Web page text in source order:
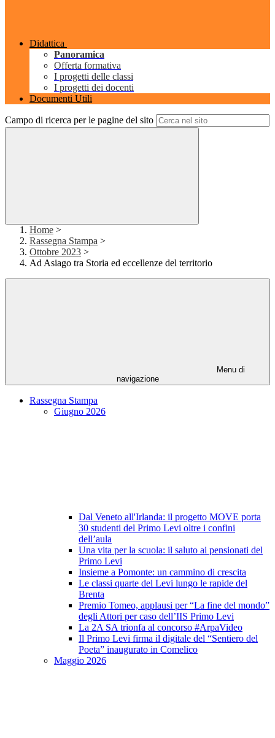
Didattica
Panoramica
Offerta formativa
I progetti delle classi
I progetti dei docenti
Documenti Utili
Campo di ricerca per le pagine del sito
Home >
Rassegna Stampa >
Ottobre 2023 >
Ad Asiago tra Storia ed eccellenze del territorio
Menu di
navigazione
Rassegna Stampa
Giugno 2026
Dal Veneto all'Irlanda: il progetto MOVE porta
30 studenti del Primo Levi oltre i confini
dell’aula
Una vita per la scuola: il saluto ai pensionati del
Primo Levi
Insieme a Pomonte: un cammino di crescita
Le classi quarte del Levi lungo le rapide del
Brenta
Premio Tomeo, applausi per “La fine del mondo”
degli Attori per caso dell’IIS Primo Levi
La 2A SA trionfa al concorso #ArpaVideo
Il Primo Levi firma il digitale del “Sentiero del
Poeta” inaugurato in Comelico
Maggio 2026